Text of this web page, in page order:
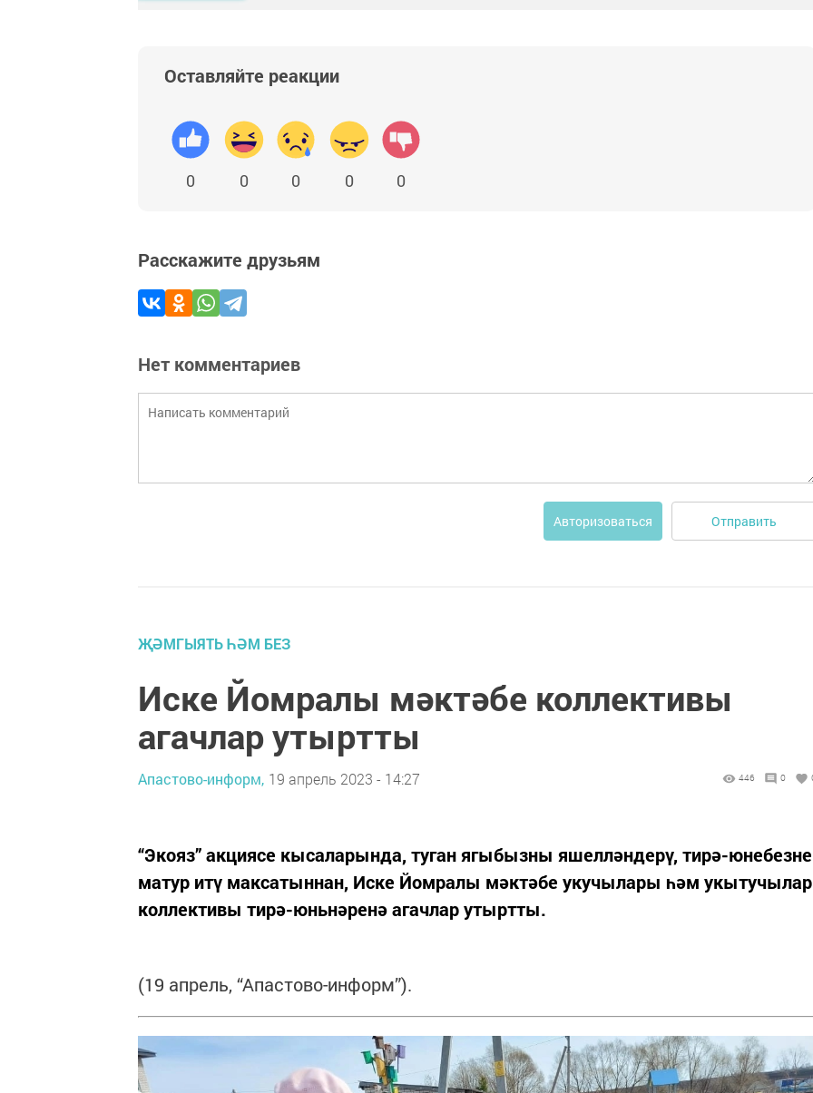
Оставляйте реакции
0 0 0 0 0
Расскажите друзьям
Нет комментариев
Авторизоваться Отправить
ҖӘМГЫЯТЬ ҺӘМ БЕЗ
Иске Йомралы мәктәбе коллективы
агачлар утыртты
Апастово-информ, 19 апрель 2023 - 14:27 446 0
“Экояз” акциясе кысаларында, туган ягыбызны яшелләндерү, тирә-юнебезне
матур итү максатыннан, Иске Йомралы мәктәбе укучылары һәм укытучылар
коллективы тирә-юньнәренә агачлар утыртты.
(19 апрель, “Апастово-информ”).